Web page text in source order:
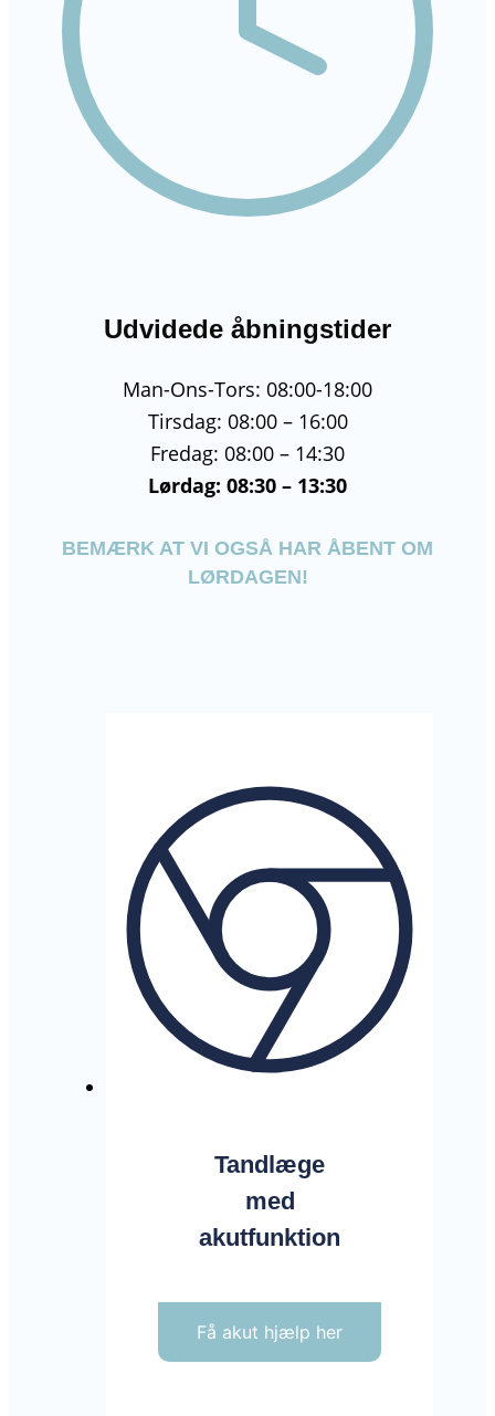
Udvidede åbningstider
Man-Ons-Tors: 08:00-18:00
Tirsdag: 08:00 – 16:00
Fredag: 08:00 – 14:30
Lørdag: 08:30 – 13:30
BEMÆRK AT VI OGSÅ HAR ÅBENT OM
LØRDAGEN!
Tandlæge
med
akutfunktion
Få akut hjælp her